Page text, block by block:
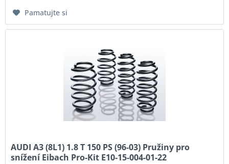
Pamatujte si
AUDI A3 (8L1) 1.8 T 150 PS (96-03) Pružiny pro
snížení Eibach Pro-Kit E10-15-004-01-22